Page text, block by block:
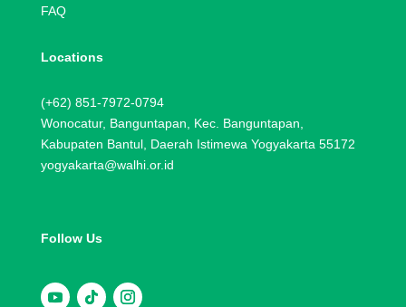
FAQ
Locations
(+62) 851-7972-0794
Wonocatur, Banguntapan, Kec. Banguntapan,
Kabupaten Bantul, Daerah Istimewa Yogyakarta 55172
yogyakarta@walhi.or.id
Follow Us